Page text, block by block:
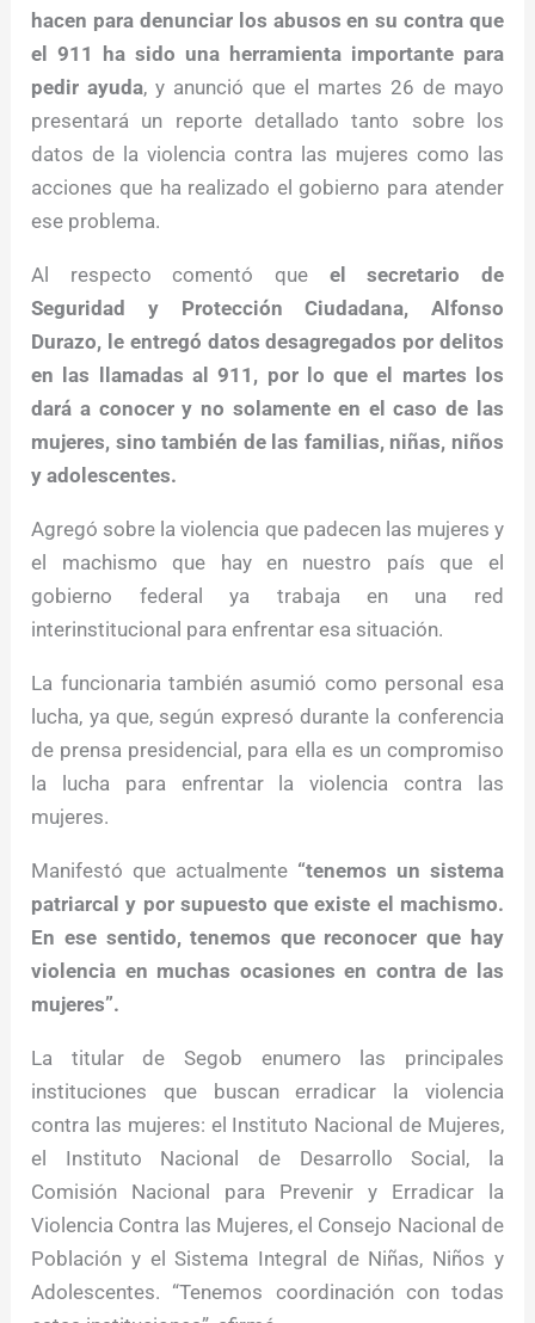
hacen para denunciar los abusos en su contra que
el 911 ha sido una herramienta importante para
pedir ayuda, y anunció que el martes 26 de mayo
presentará un reporte detallado tanto sobre los
datos de la violencia contra las mujeres como las
acciones que ha realizado el gobierno para atender
ese problema.
Al respecto comentó que el secretario de
Seguridad y Protección Ciudadana, Alfonso
Durazo, le entregó datos desagregados por delitos
en las llamadas al 911, por lo que el martes los
dará a conocer y no solamente en el caso de las
mujeres, sino también de las familias, niñas, niños
y adolescentes.
Agregó sobre la violencia que padecen las mujeres y
el machismo que hay en nuestro país que el
gobierno federal ya trabaja en una red
interinstitucional para enfrentar esa situación.
La funcionaria también asumió como personal esa
lucha, ya que, según expresó durante la conferencia
de prensa presidencial, para ella es un compromiso
la lucha para enfrentar la violencia contra las
mujeres.
Manifestó que actualmente “tenemos un sistema
patriarcal y por supuesto que existe el machismo.
En ese sentido, tenemos que reconocer que hay
violencia en muchas ocasiones en contra de las
mujeres”.
La titular de Segob enumero las principales
instituciones que buscan erradicar la violencia
contra las mujeres: el Instituto Nacional de Mujeres,
el Instituto Nacional de Desarrollo Social, la
Comisión Nacional para Prevenir y Erradicar la
Violencia Contra las Mujeres, el Consejo Nacional de
Población y el Sistema Integral de Niñas, Niños y
Adolescentes. “Tenemos coordinación con todas